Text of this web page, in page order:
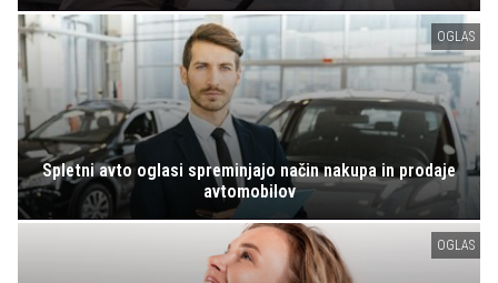
OGLAS
Spletni avto oglasi spreminjajo način nakupa in prodaje
avtomobilov
OGLAS